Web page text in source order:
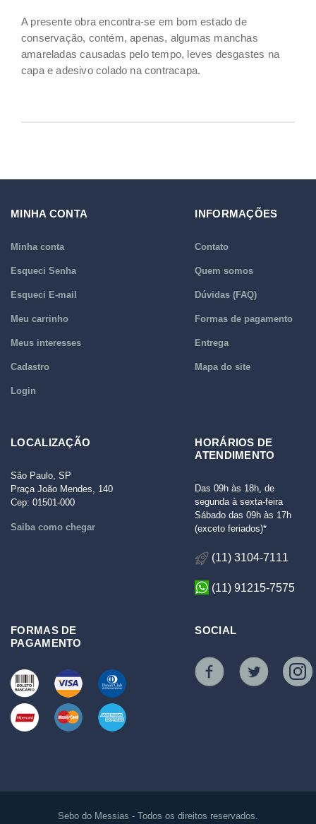
A presente obra encontra-se em bom estado de
conservação, contém, apenas, algumas manchas
amareladas causadas pelo tempo, leves desgastes na
capa e adesivo colado na contracapa.
MINHA CONTA
Minha conta
Esqueci Senha
Esqueci E-mail
Meu carrinho
Meus interesses
Cadastro
Login
INFORMAÇÕES
Contato
Quem somos
Dúvidas (FAQ)
Formas de pagamento
Entrega
Mapa do site
LOCALIZAÇÃO
São Paulo, SP
Praça João Mendes, 140
Cep: 01501-000
Saiba como chegar
HORÁRIOS DE
ATENDIMENTO
Das 09h às 18h, de
segunda à sexta-feira
Sábado das 09h às 17h
(exceto feriados)*
(11) 3104-7111
(11) 91215-7575
FORMAS DE
PAGAMENTO
SOCIAL
Sebo do Messias - Todos os direitos reservados.